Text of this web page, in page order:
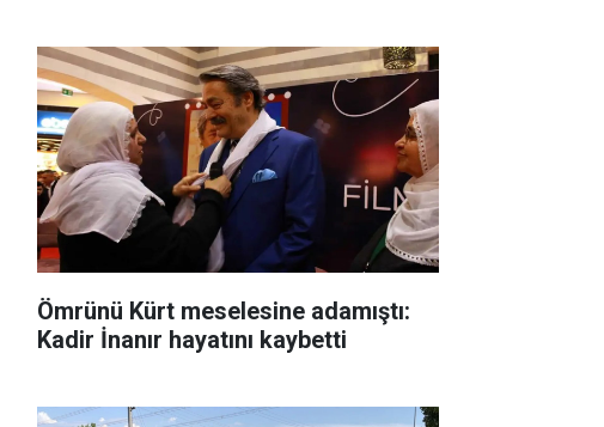
Ömrünü Kürt meselesine adamıştı:
Kadir İnanır hayatını kaybetti